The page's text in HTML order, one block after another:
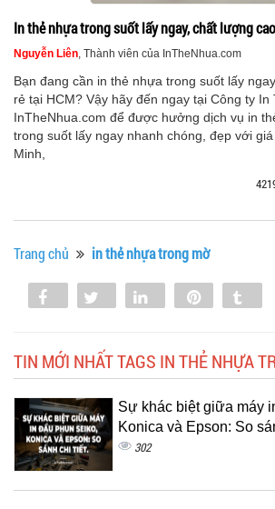
In thẻ nhựa trong suốt lấy ngay, chất lượng
Nguyễn Liên, Thành viên của InTheNhua.com
Bạn đang cần in thẻ nhựa trong suốt lấy
rẻ tại HCM? Vậy hãy đến ngay tại Công ty In
InTheNhua.com để được hưởng dịch vụ in
trong suốt lấy ngay nhanh chóng, đẹp với
Minh,
Trang chủ in thẻ nhựa trong mờ
Share Tweet Share
TIN MỚI NHẤT TAGS IN THẺ NHỰA
Sự khác biệt giữa máy
Konica và Epson: So
302